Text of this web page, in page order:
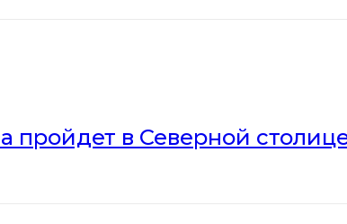
пройдет в Северной